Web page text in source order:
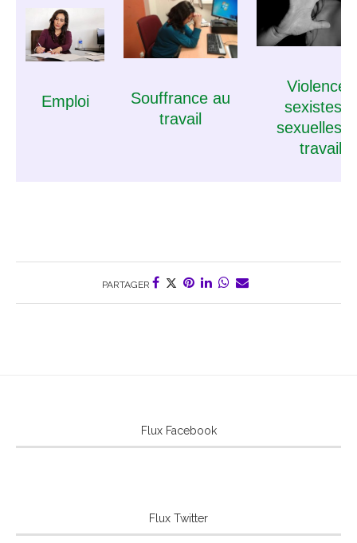
Emploi
Souffrance au
travail
Violences
sexistes &
sexuelles
travail
PARTAGER
Flux Facebook
Flux Twitter